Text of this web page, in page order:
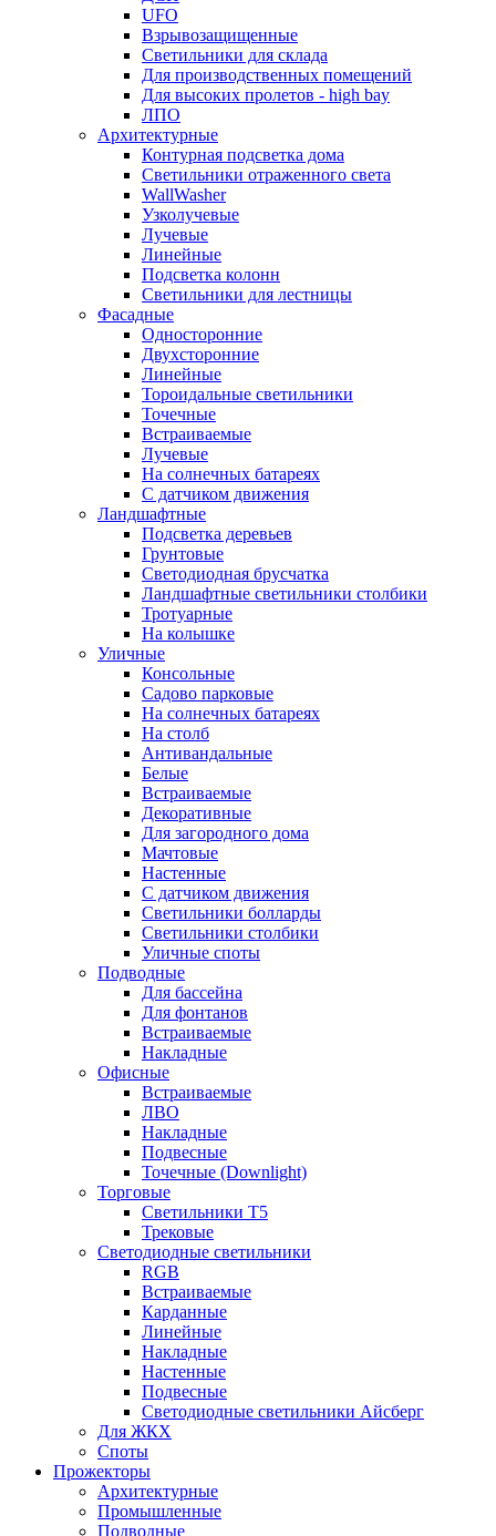
UFO
Взрывозащищенные
Светильники для склада
Для производственных помещений
Для высоких пролетов - high bay
ЛПО
Архитектурные
Контурная подсветка дома
Светильники отраженного света
WallWasher
Узколучевые
Лучевые
Линейные
Подсветка колонн
Светильники для лестницы
Фасадные
Односторонние
Двухсторонние
Линейные
Тороидальные светильники
Точечные
Встраиваемые
Лучевые
На солнечных батареях
С датчиком движения
Ландшафтные
Подсветка деревьев
Грунтовые
Светодиодная брусчатка
Ландшафтные светильники столбики
Тротуарные
На колышке
Уличные
Консольные
Садово парковые
На солнечных батареях
На столб
Антивандальные
Белые
Встраиваемые
Декоративные
Для загородного дома
Мачтовые
Настенные
С датчиком движения
Светильники болларды
Светильники столбики
Уличные споты
Подводные
Для бассейна
Для фонтанов
Встраиваемые
Накладные
Офисные
Встраиваемые
ЛВО
Накладные
Подвесные
Точечные (Downlight)
Торговые
Светильники Т5
Трековые
Светодиодные светильники
RGB
Встраиваемые
Карданные
Линейные
Накладные
Настенные
Подвесные
Светодиодные светильники Айсберг
Для ЖКХ
Споты
Прожекторы
Архитектурные
Промышленные
Подводные